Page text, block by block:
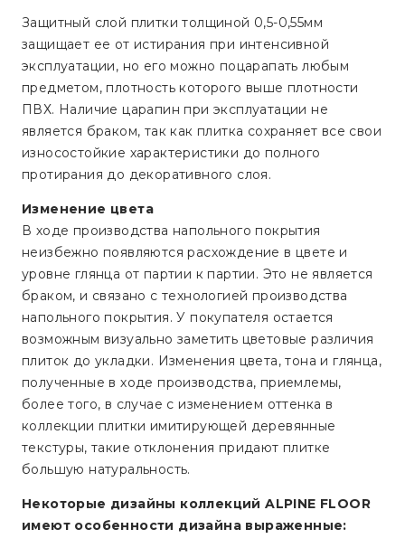
Защитный слой плитки толщиной 0,5-0,55мм
защищает ее от истирания при интенсивной
эксплуатации, но его можно поцарапать любым
предметом, плотность которого выше плотности
ПВХ. Наличие царапин при эксплуатации не
является браком, так как плитка сохраняет все свои
износостойкие характеристики до полного
протирания до декоративного слоя.
Изменение цвета
В ходе производства напольного покрытия
неизбежно появляются расхождение в цвете и
уровне глянца от партии к партии. Это не является
браком, и связано с технологией производства
напольного покрытия. У покупателя остается
возможным визуально заметить цветовые различия
плиток до укладки. Изменения цвета, тона и глянца,
полученные в ходе производства, приемлемы,
более того, в случае с изменением оттенка в
коллекции плитки имитирующей деревянные
текстуры, такие отклонения придают плитке
большую натуральность.
Некоторые дизайны коллекций ALPINE FLOOR
имеют особенности дизайна выраженные: